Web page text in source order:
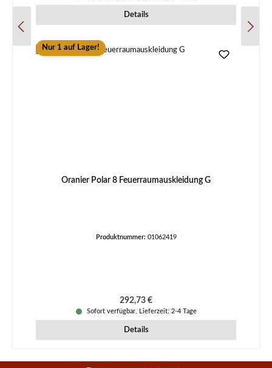
Details
Nur 1 auf Lager!
Oranier Polar 8 Feuerraumauskleidung G
Produktnummer: 01062419
Regulärer Preis:
292,73 €
Sofort verfügbar, Lieferzeit: 2-4 Tage
Details